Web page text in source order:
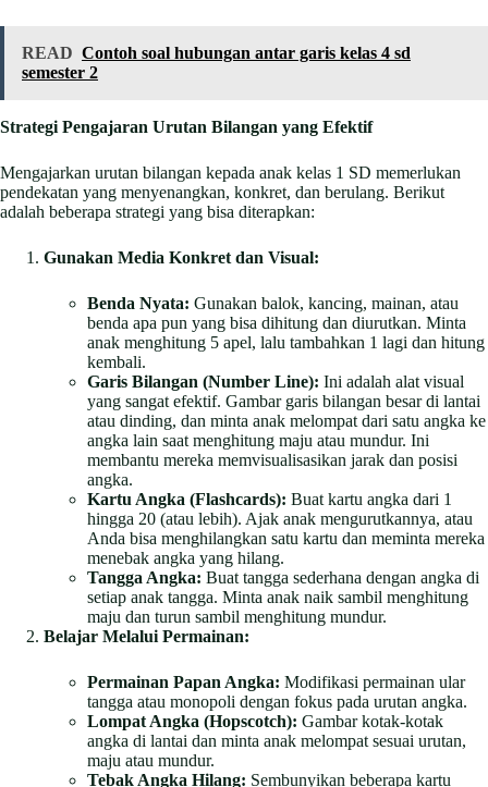
READ Contoh soal hubungan antar garis kelas 4 sd
semester 2
Strategi Pengajaran Urutan Bilangan yang Efektif
Mengajarkan urutan bilangan kepada anak kelas 1 SD memerlukan
pendekatan yang menyenangkan, konkret, dan berulang. Berikut
adalah beberapa strategi yang bisa diterapkan:
Gunakan Media Konkret dan Visual:
Benda Nyata: Gunakan balok, kancing, mainan, atau
benda apa pun yang bisa dihitung dan diurutkan. Minta
anak menghitung 5 apel, lalu tambahkan 1 lagi dan hitung
kembali.
Garis Bilangan (Number Line): Ini adalah alat visual
yang sangat efektif. Gambar garis bilangan besar di lantai
atau dinding, dan minta anak melompat dari satu angka ke
angka lain saat menghitung maju atau mundur. Ini
membantu mereka memvisualisasikan jarak dan posisi
angka.
Kartu Angka (Flashcards): Buat kartu angka dari 1
hingga 20 (atau lebih). Ajak anak mengurutkannya, atau
Anda bisa menghilangkan satu kartu dan meminta mereka
menebak angka yang hilang.
Tangga Angka: Buat tangga sederhana dengan angka di
setiap anak tangga. Minta anak naik sambil menghitung
maju dan turun sambil menghitung mundur.
Belajar Melalui Permainan:
Permainan Papan Angka: Modifikasi permainan ular
tangga atau monopoli dengan fokus pada urutan angka.
Lompat Angka (Hopscotch): Gambar kotak-kotak
angka di lantai dan minta anak melompat sesuai urutan,
maju atau mundur.
Tebak Angka Hilang: Sembunyikan beberapa kartu